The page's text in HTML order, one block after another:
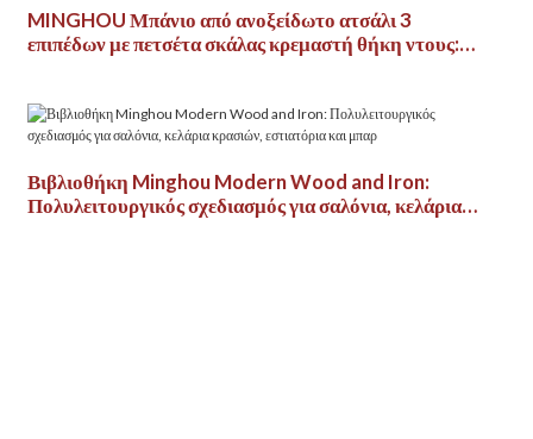
MINGHOU Μπάνιο από ανοξείδωτο ατσάλι 3
επιπέδων με πετσέτα σκάλας κρεμαστή θήκη ντους:
Βιβλιοθήκη Minghou Modern Wood and Iron:
Πολυλειτουργικός σχεδιασμός για σαλόνια, κελάρια